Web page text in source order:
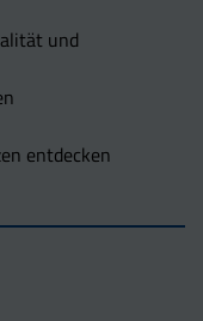
und
entdecken